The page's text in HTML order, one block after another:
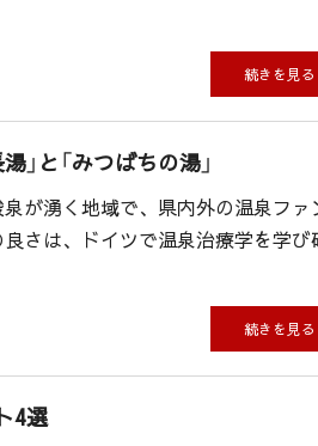
続きを見る
と「みつばちの湯」
が湧く地域で、県内外の温泉ファ
さは、ドイツで温泉治療学を学び
続きを見る
4選